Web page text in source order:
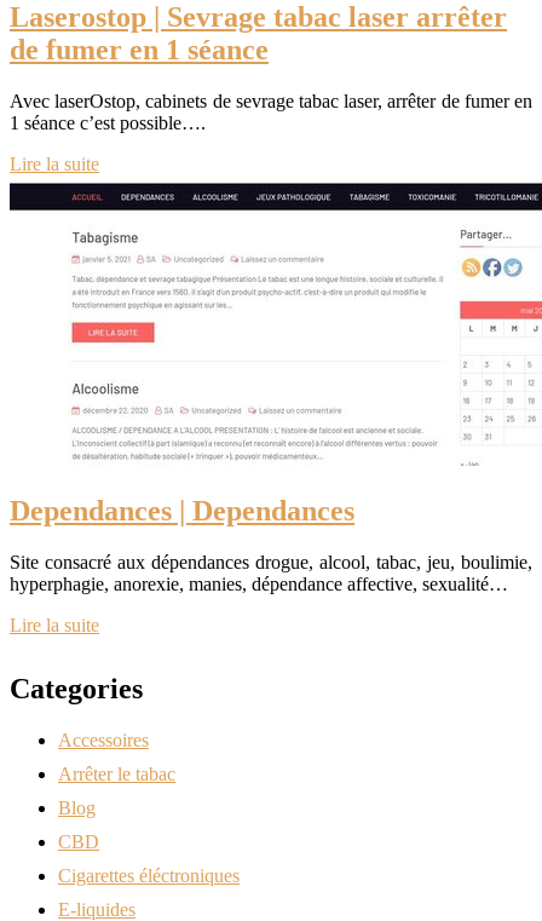
Laserostop | Sevrage tabac laser arrêter
de fumer en 1 séance
Avec laserOstop, cabinets de sevrage tabac laser, arrêter de fumer en
1 séance c’est possible….
Lire la suite
Dependances | Dependances
Site consacré aux dépendances drogue, alcool, tabac, jeu, boulimie,
hyperphagie, anorexie, manies, dépendance affective, sexualité…
Lire la suite
Categories
Accessoires
Arrêter le tabac
Blog
CBD
Cigarettes éléctroniques
E-liquides